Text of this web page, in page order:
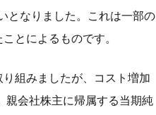
となりました。これは一部の
とによるものです。
組みましたが、コスト増加
親会社株主に帰属する当期純